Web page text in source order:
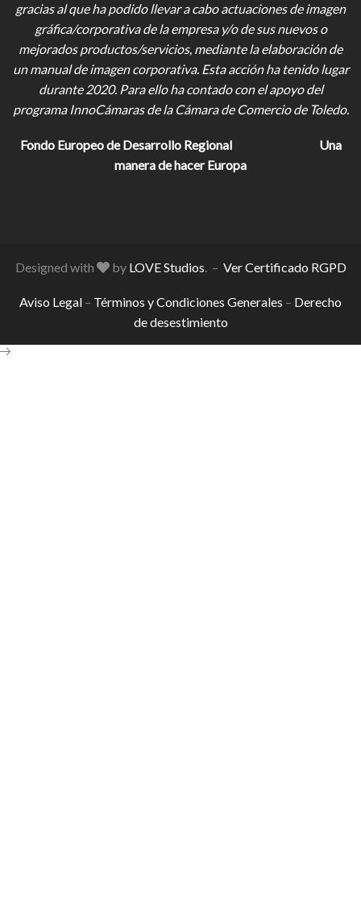
gracias al que ha podido llevar a cabo actuaciones de imagen
gráfica/corporativa de la empresa y/o de sus nuevos o
mejorados productos/servicios, mediante la elaboración de
un manual de imagen corporativa. Esta acción ha tenido lugar
durante 2020. Para ello ha contado con el apoyo del
programa InnoCámaras de la Cámara de Comercio de Toledo.
Fondo Europeo de Desarrollo Regional
Una
manera de hacer Europa
Designed with by LOVE Studios. – Ver Certificado RGPD
Aviso Legal – Términos y Condiciones Generales – Derecho
de desestimiento